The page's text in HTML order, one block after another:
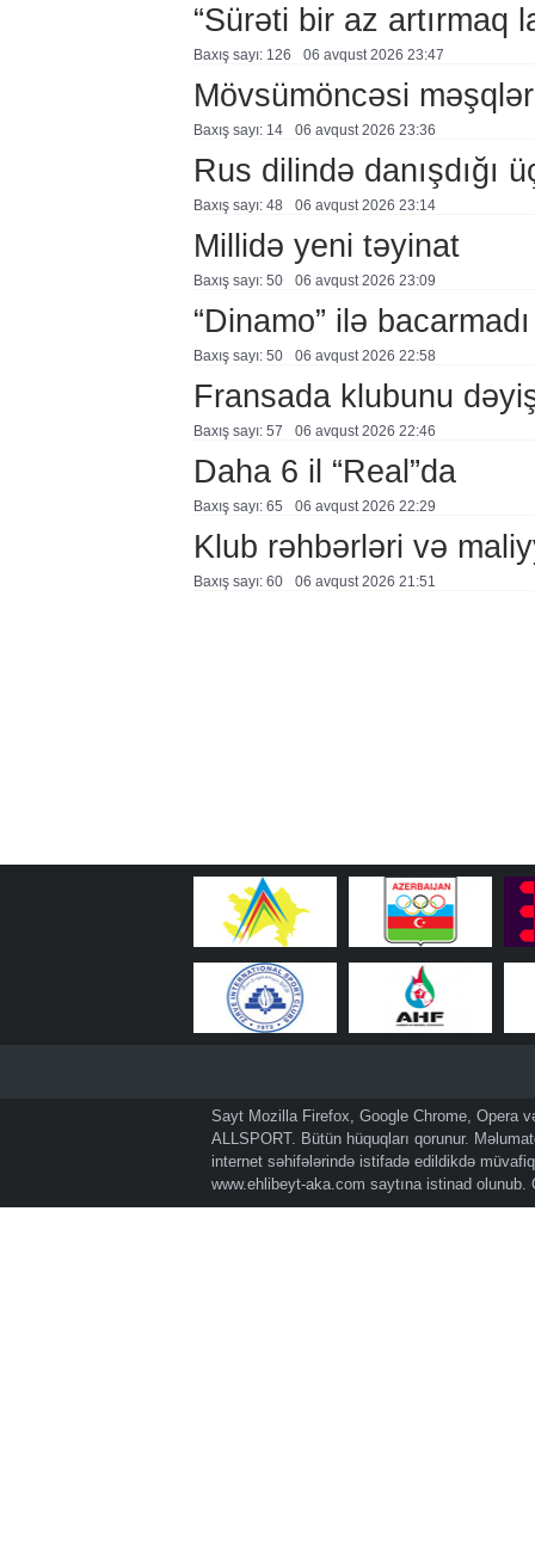
“Sürəti bir az artırmaq
Baxış sayı: 126 06 avqust 2026 23:47
Mövsümöncəsi
Baxış sayı: 14 06 avqust 2026 23:36
Rus dilində danışdığı
Baxış sayı: 48 06 avqust 2026 23:14
Millidə yeni təyinat
Baxış sayı: 50 06 avqust 2026 23:09
“Dinamo” ilə bacarmadı
Baxış sayı: 50 06 avqust 2026 22:58
Fransada klubunu
Baxış sayı: 57 06 avqust 2026 22:46
Daha 6 il “Real”da
Baxış sayı: 65 06 avqust 2026 22:29
Klub rəhbərləri və
Baxış sayı: 60 06 avqust 2026 21:51
Sayt Mozilla Firefox, Google Chrome, Opera
ALLSPORT. Bütün hüquqları qorunur.
internet səhifələrində istifadə edildikdə
www.ehlibeyt-aka.com saytına istinad olunub.